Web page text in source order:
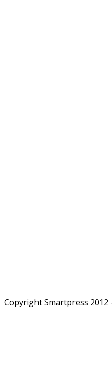
Copyright Smartpress 2012